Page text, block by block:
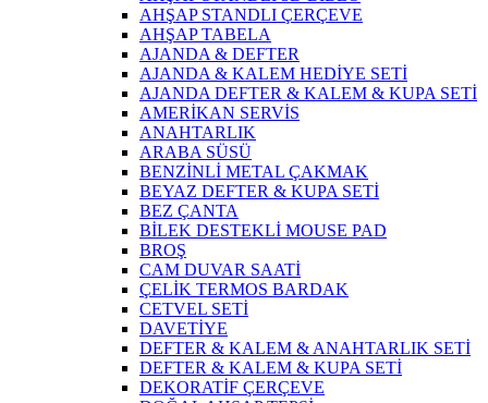
AHŞAP STANDLI ÇERÇEVE
AHŞAP TABELA
AJANDA & DEFTER
AJANDA & KALEM HEDİYE SETİ
AJANDA DEFTER & KALEM & KUPA SETİ
AMERİKAN SERVİS
ANAHTARLIK
ARABA SÜSÜ
BENZİNLİ METAL ÇAKMAK
BEYAZ DEFTER & KUPA SETİ
BEZ ÇANTA
BİLEK DESTEKLİ MOUSE PAD
BROŞ
CAM DUVAR SAATİ
ÇELİK TERMOS BARDAK
CETVEL SETİ
DAVETİYE
DEFTER & KALEM & ANAHTARLIK SETİ
DEFTER & KALEM & KUPA SETİ
DEKORATİF ÇERÇEVE